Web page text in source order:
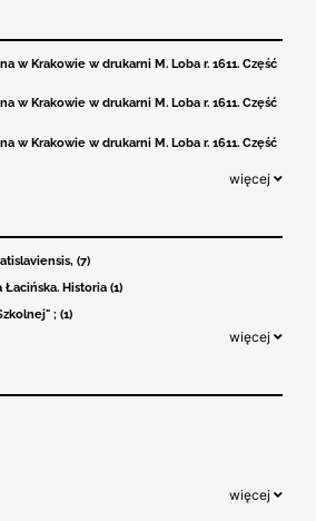
w Krakowie w drukarni M. Loba r. 1611. Część
w Krakowie w drukarni M. Loba r. 1611. Część
w Krakowie w drukarni M. Loba r. 1611. Część
więcej
(7)
Łacińska. Historia (1)
; (1)
więcej
więcej